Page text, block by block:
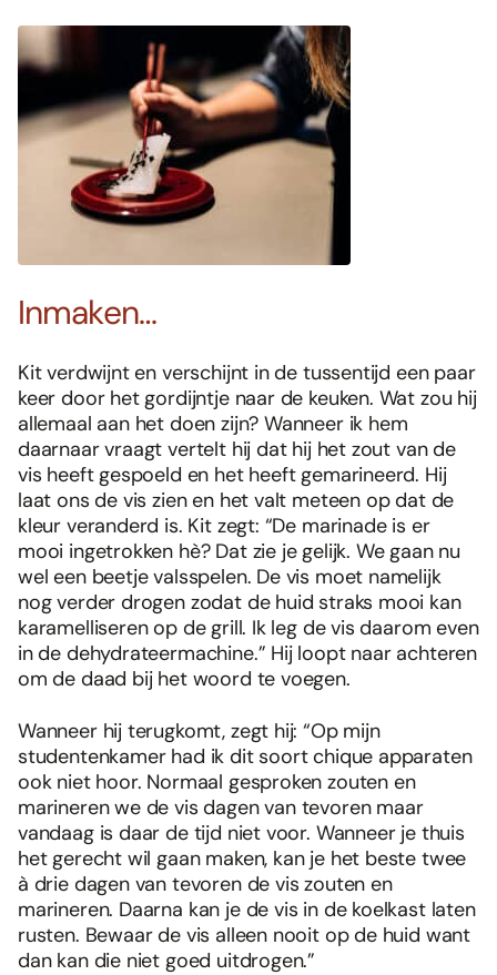
Inmaken…
Kit verdwijnt en verschijnt in de tussentijd een paar
keer door het gordijntje naar de keuken. Wat zou hij
allemaal aan het doen zijn? Wanneer ik hem
daarnaar vraagt vertelt hij dat hij het zout van de
vis heeft gespoeld en het heeft gemarineerd. Hij
laat ons de vis zien en het valt meteen op dat de
kleur veranderd is. Kit zegt: “De marinade is er
mooi ingetrokken hè? Dat zie je gelijk. We gaan nu
wel een beetje valsspelen. De vis moet namelijk
nog verder drogen zodat de huid straks mooi kan
karamelliseren op de grill. Ik leg de vis daarom even
in de dehydrateermachine.” Hij loopt naar achteren
om de daad bij het woord te voegen.
Wanneer hij terugkomt, zegt hij: “Op mijn
studentenkamer had ik dit soort chique apparaten
ook niet hoor. Normaal gesproken zouten en
marineren we de vis dagen van tevoren maar
vandaag is daar de tijd niet voor. Wanneer je thuis
het gerecht wil gaan maken, kan je het beste twee
à drie dagen van tevoren de vis zouten en
marineren. Daarna kan je de vis in de koelkast laten
rusten. Bewaar de vis alleen nooit op de huid want
dan kan die niet goed uitdrogen.”